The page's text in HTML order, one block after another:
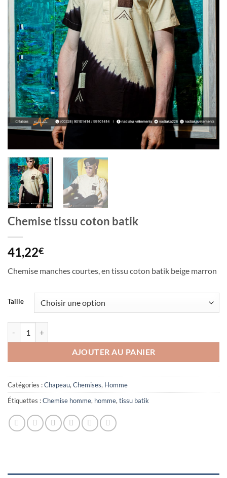
Chemise tissu coton batik
41,22€
Chemise manches courtes, en tissu coton batik beige marron
Taille
AJOUTER AU PANIER
Catégories :Chapeau, Chemises, Homme
Étiquettes :Chemise homme, homme, tissu batik